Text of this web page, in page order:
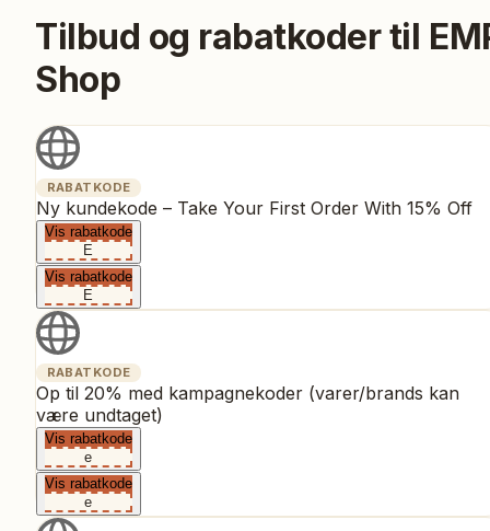
Tilbud og rabatkoder til
Shop
RABATKODE
Ny kundekode – Take Your First Order With 15% Off
Vis rabatkode
E
Vis rabatkode
E
RABATKODE
Op til 20% med kampagnekoder (varer/brands kan
være undtaget)
Vis rabatkode
e
Vis rabatkode
e